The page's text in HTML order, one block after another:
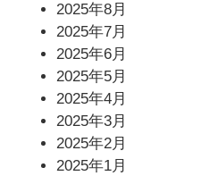
2025年8月
2025年7月
2025年6月
2025年5月
2025年4月
2025年3月
2025年2月
2025年1月